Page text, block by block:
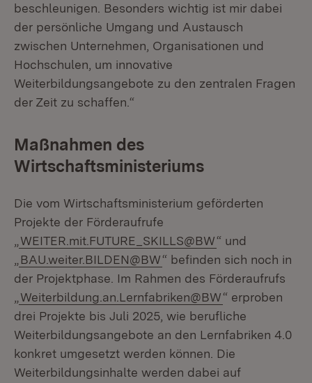
beschleunigen. Besonders wichtig ist mir dabei
der persönliche Umgang und Austausch
zwischen Unternehmen, Organisationen und
Hochschulen, um innovative
Weiterbildungsangebote zu den zentralen Fragen
der Zeit zu schaffen.“
Maßnahmen des
Wirtschaftsministeriums
Die vom Wirtschaftsministerium geförderten
Projekte der Förderaufrufe
WEITER.mit.FUTURE_SKILLS@BW“ und
BAU.weiter.BILDEN@BW“ befinden sich noch in
der Projektphase. Im Rahmen des Förderaufrufs
Weiterbildung.an.Lernfabriken@BW“ erproben
drei Projekte bis Juli 2025, wie berufliche
Weiterbildungsangebote an den Lernfabriken 4.0
konkret umgesetzt werden können. Die
Weiterbildungsinhalte werden dabei auf